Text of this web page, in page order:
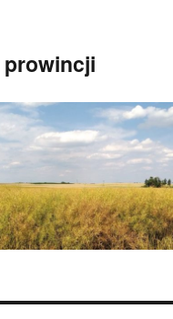
prowincji